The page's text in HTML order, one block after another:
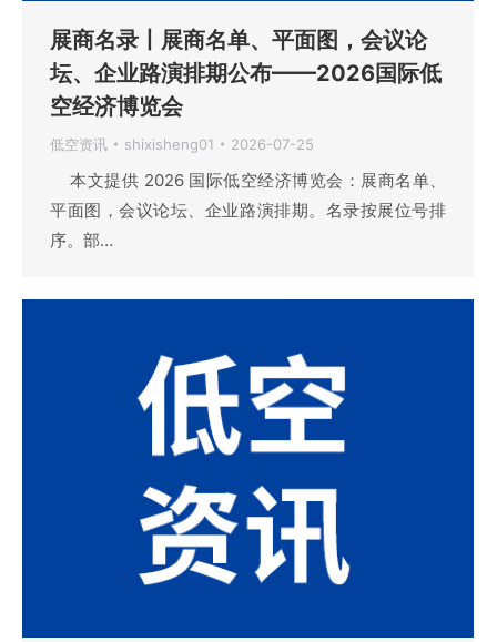
展商名录丨展商名单、平面图，会议论
坛、企业路演排期公布——2026国际低
空经济博览会
低空资讯 shixisheng01 2026-07-25
本文提供 2026 国际低空经济博览会：展商名单、
平面图，会议论坛、企业路演排期。名录按展位号排
序。部…